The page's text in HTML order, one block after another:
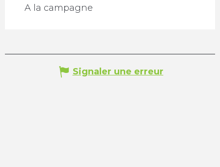
A la campagne
Signaler une erreur